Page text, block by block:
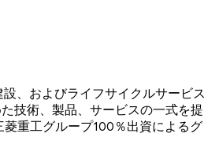
、およびライフサイクルサービス
技術、製品、サービスの一式を提
重工グループ100％出資によるグ